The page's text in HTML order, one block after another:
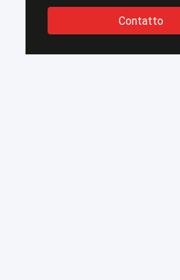
Contatto